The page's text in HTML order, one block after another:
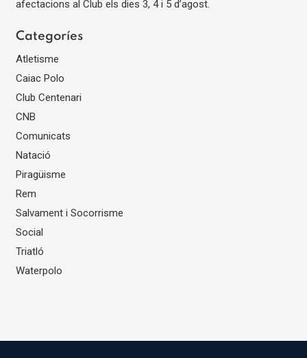
afectacions al Club els dies 3, 4 i 5 d’agost.
Categoríes
Atletisme
Caiac Polo
Club Centenari
CNB
Comunicats
Natació
Piragüisme
Rem
Salvament i Socorrisme
Social
Triatló
Waterpolo